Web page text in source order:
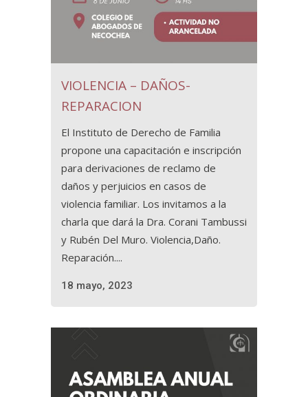
VIOLENCIA – DAÑOS-
REPARACION
El Instituto de Derecho de Familia
propone una capacitación e inscripción
para derivaciones de reclamo de
daños y perjuicios en casos de
violencia familiar. Los invitamos a la
charla que dará la Dra. Corani Tambussi
y Rubén Del Muro. Violencia,Daño.
Reparación....
18 mayo, 2023